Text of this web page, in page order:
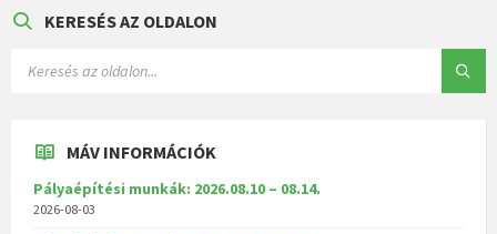
KERESÉS AZ OLDALON
MÁV INFORMÁCIÓK
Pályaépítési munkák: 2026.08.10 – 08.14.
2026-08-03